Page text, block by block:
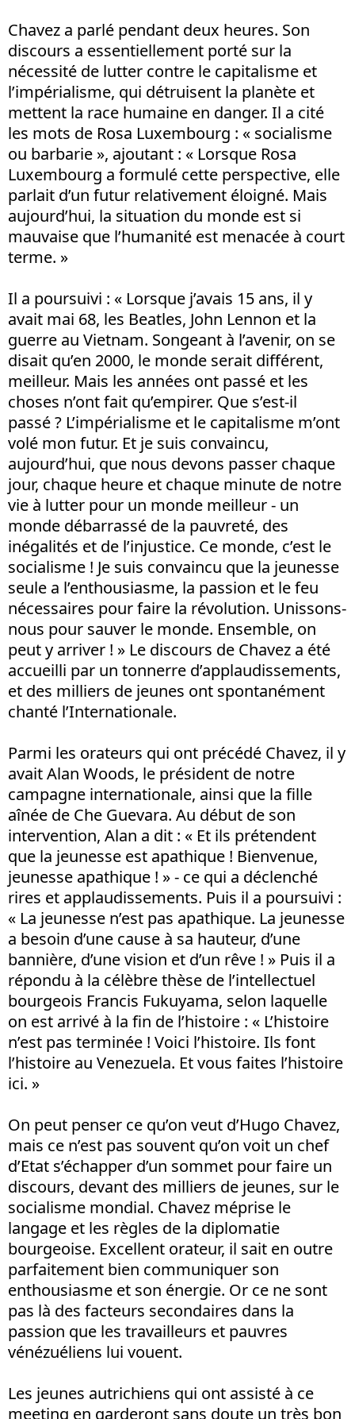
Chavez a parlé pendant deux heures. Son
discours a essentiellement porté sur la
nécessité de lutter contre le capitalisme et
l’impérialisme, qui détruisent la planète et
mettent la race humaine en danger. Il a cité
les mots de Rosa Luxembourg : « socialisme
ou barbarie », ajoutant : « Lorsque Rosa
Luxembourg a formulé cette perspective, elle
parlait d’un futur relativement éloigné. Mais
aujourd’hui, la situation du monde est si
mauvaise que l’humanité est menacée à court
terme. »
Il a poursuivi : « Lorsque j’avais 15 ans, il y
avait mai 68, les Beatles, John Lennon et la
guerre au Vietnam. Songeant à l’avenir, on se
disait qu’en 2000, le monde serait différent,
meilleur. Mais les années ont passé et les
choses n’ont fait qu’empirer. Que s’est-il
passé ? L’impérialisme et le capitalisme m’ont
volé mon futur. Et je suis convaincu,
aujourd’hui, que nous devons passer chaque
jour, chaque heure et chaque minute de notre
vie à lutter pour un monde meilleur - un
monde débarrassé de la pauvreté, des
inégalités et de l’injustice. Ce monde, c’est le
socialisme ! Je suis convaincu que la jeunesse
seule a l’enthousiasme, la passion et le feu
nécessaires pour faire la révolution. Unissons-
nous pour sauver le monde. Ensemble, on
peut y arriver ! » Le discours de Chavez a été
accueilli par un tonnerre d’applaudissements,
et des milliers de jeunes ont spontanément
chanté l’Internationale.
Parmi les orateurs qui ont précédé Chavez, il y
avait Alan Woods, le président de notre
campagne internationale, ainsi que la fille
aînée de Che Guevara. Au début de son
intervention, Alan a dit : « Et ils prétendent
que la jeunesse est apathique ! Bienvenue,
jeunesse apathique ! » - ce qui a déclenché
rires et applaudissements. Puis il a poursuivi :
« La jeunesse n’est pas apathique. La jeunesse
a besoin d’une cause à sa hauteur, d’une
bannière, d’une vision et d’un rêve ! » Puis il a
répondu à la célèbre thèse de l’intellectuel
bourgeois Francis Fukuyama, selon laquelle
on est arrivé à la fin de l’histoire : « L’histoire
n’est pas terminée ! Voici l’histoire. Ils font
l’histoire au Venezuela. Et vous faites l’histoire
ici. »
On peut penser ce qu’on veut d’Hugo Chavez,
mais ce n’est pas souvent qu’on voit un chef
d’Etat s’échapper d’un sommet pour faire un
discours, devant des milliers de jeunes, sur le
socialisme mondial. Chavez méprise le
langage et les règles de la diplomatie
bourgeoise. Excellent orateur, il sait en outre
parfaitement bien communiquer son
enthousiasme et son énergie. Or ce ne sont
pas là des facteurs secondaires dans la
passion que les travailleurs et pauvres
vénézuéliens lui vouent.
Les jeunes autrichiens qui ont assisté à ce
meeting en garderont sans doute un très bon